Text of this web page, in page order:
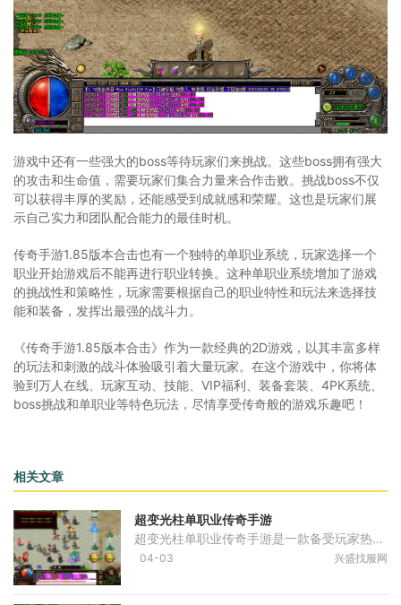
游戏中还有一些强大的boss等待玩家们来挑战。这些boss拥有强大
的攻击和生命值，需要玩家们集合力量来合作击败。挑战boss不仅
可以获得丰厚的奖励，还能感受到成就感和荣耀。这也是玩家们展
示自己实力和团队配合能力的最佳时机。
传奇手游1.85版本合击也有一个独特的单职业系统，玩家选择一个
职业开始游戏后不能再进行职业转换。这种单职业系统增加了游戏
的挑战性和策略性，玩家需要根据自己的职业特性和玩法来选择技
能和装备，发挥出最强的战斗力。
《传奇手游1.85版本合击》作为一款经典的2D游戏，以其丰富多样
的玩法和刺激的战斗体验吸引着大量玩家。在这个游戏中，你将体
验到万人在线、玩家互动、技能、VIP福利、装备套装、4PK系统、
boss挑战和单职业等特色玩法，尽情享受传奇般的游戏乐趣吧！
相关文章
超变光柱单职业传奇手游
超变光柱单职业传奇手游是一款备受玩家热爱的角色扮演类游戏，带您进入一个神奇而具有挑战性的冒险世界您将扮演一位勇敢的战士，通过与敌人的战斗、任务的完成和装备的获取，
04-03 兴盛找服网